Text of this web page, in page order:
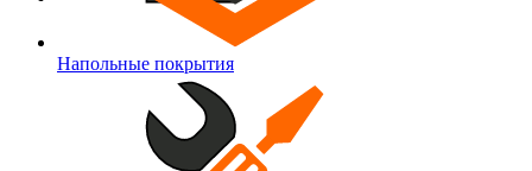
Напольные покрытия